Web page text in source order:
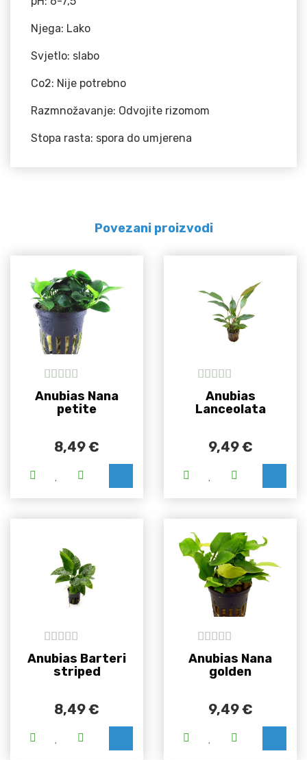
Njega: Lako
Svjetlo: slabo
Co2: Nije potrebno
Razmnožavanje: Odvojite rizomom
Stopa rasta: spora do umjerena
Povezani proizvodi
5out of 5
Anubias Nana
petite
8,49€
out of 5
Anubias
Lanceolata
9,49€
5out of 5
Anubias Barteri
striped
8,49€
5out of 5
Anubias Nana
golden
9,49€